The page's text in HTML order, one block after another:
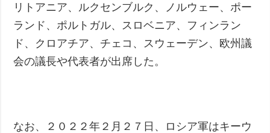
リトアニア、ルクセンブルク、ノルウェー、ポー
ランド、ポルトガル、スロベニア、フィンラン
ド、クロアチア、チェコ、スウェーデン、欧州議
会の議長や代表者が出席した。
なお、２０２２年２月２７日、ロシア軍はキーウ